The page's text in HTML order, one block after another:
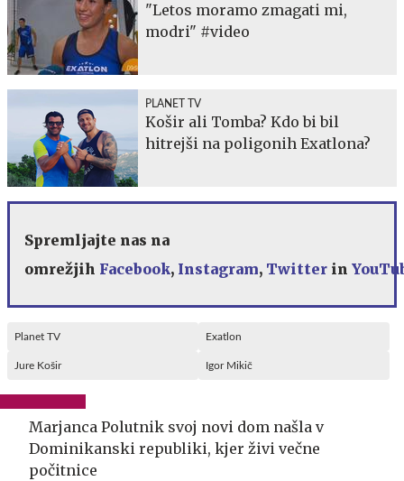
"Letos moramo zmagati mi,
modri" #video
PLANET TV
Košir ali Tomba? Kdo bi bil
hitrejši na poligonih Exatlona?
Spremljajte nas na
omrežjih Facebook, Instagram, Twitter in
Planet TV Exatlon
Jure Košir Igor Mikič
Marjanca Polutnik svoj novi dom našla v
Dominikanski republiki, kjer živi večne
počitnice